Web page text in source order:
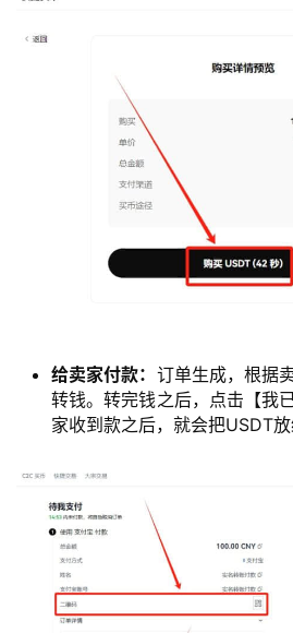
给卖家付款： 订单生成，根据
转钱。转完钱之后，点击【我
家收到款之后，就会把USDT放